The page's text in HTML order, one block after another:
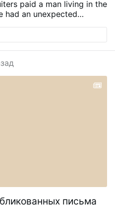
paid a man living in the
had an unexpected
a LEOPARD next to him
письма